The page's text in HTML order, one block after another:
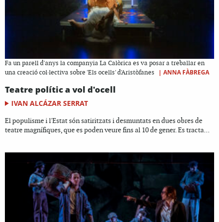
Fa un parell d'anys la companyia La Calòrica es va posar a treballar en
una creació col·lectiva sobre 'Els ocells' d'Aristòfanes
| ANNA FÀBREGA
Teatre polític a vol d'ocell
IVAN ALCÁZAR SERRAT
El populisme i l'Estat són satiritzats i desmuntats en dues obres de
teatre magnífiques, que es poden veure fins al 10 de gener. Es tracta...